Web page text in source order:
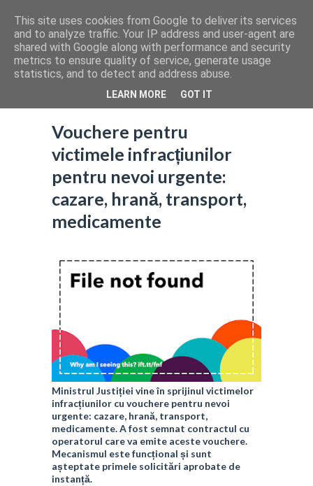
Vouchere pentru
victimele infracțiunilor
pentru nevoi urgente:
cazare, hrană, transport,
medicamente
Ministrul Justiției vine în sprijinul victimelor
infracțiunilor cu vouchere pentru nevoi
urgente: cazare, hrană, transport,
medicamente. A fost semnat contractul cu
operatorul care va emite aceste vouchere.
Mecanismul este funcțional și sunt
așteptate primele solicitări aprobate de
instanță.
This site uses cookies from Google to deliver its services
and to analyze traffic. Your IP address and user-agent are
shared with Google along with performance and security
metrics to ensure quality of service, generate usage
statistics, and to detect and address abuse.
LEARN MORE GOT IT